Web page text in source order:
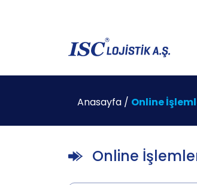
Anasayfa / Online
Online